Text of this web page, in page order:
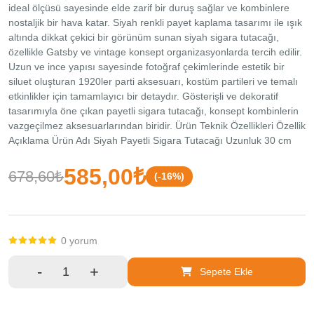
302
80
68
0534
302
info@alfamarketim.com
Mercan
Tacirhane
Sk.
Kazova
Kapı No:
211 Fatih
ideal ölçüsü sayesinde elde zarif bir duruş sağlar ve kombinlere
nostaljik bir hava katar. Siyah renkli payet kaplama tasarımı ile ışık
altında dikkat çekici bir görünüm sunan siyah sigara tutacağı,
özellikle Gatsby ve vintage konsept organizasyonlarda tercih edilir.
Uzun ve ince yapısı sayesinde fotoğraf çekimlerinde estetik bir
siluet oluşturan 1920ler parti aksesuarı, kostüm partileri ve temalı
etkinlikler için tamamlayıcı bir detaydır. Gösterişli ve dekoratif
tasarımıyla öne çıkan payetli sigara tutacağı, konsept kombinlerin
vazgeçilmez aksesuarlarından biridir. Ürün Teknik Özellikleri Özellik
Açıklama Ürün Adı Siyah Payetli Sigara Tutacağı Uzunluk 30 cm
Partiler ve Kostüm Organizasyonları Paket İçeriği 1 Adet Siyah
Payetli Sigara Tutacağı
678,60₺585,00₺ (-16%)
0 yorum
- + Sepete Ekle